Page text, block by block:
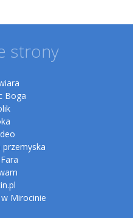
strony
Boga
przemyska
w Mirocinie